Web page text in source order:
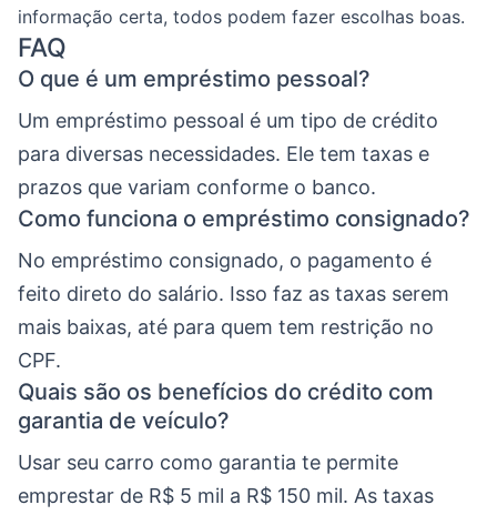
informação certa, todos podem fazer escolhas boas.
FAQ
O que é um empréstimo pessoal?
Um empréstimo pessoal é um tipo de crédito
para diversas necessidades. Ele tem taxas e
prazos que variam conforme o banco.
Como funciona o empréstimo consignado?
No empréstimo consignado, o pagamento é
feito direto do salário. Isso faz as taxas serem
mais baixas, até para quem tem restrição no
CPF.
Quais são os benefícios do crédito com
garantia de veículo?
Usar seu carro como garantia te permite
emprestar de R$ 5 mil a R$ 150 mil. As taxas